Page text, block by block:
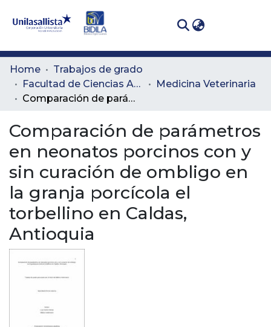
Communities
& Collections
All of DSpace
Statistics
Home
Trabajos de grado
Facultad de Ciencias Administrativas y Agropecuarias
Medicina Veterinaria
Comparación de parámetros en neonatos porcinos con y sin curación de ombligo en la granja porcícola el torbellino en Caldas, Antioquia
Comparación de parámetros
en neonatos porcinos con y
sin curación de ombligo en
la granja porcícola el
torbellino en Caldas,
Antioquia